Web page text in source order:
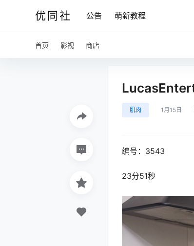
优同社 公告 萌新教程
首页 影视 商店
肌肉 1月15日
编号：3543
23分51秒